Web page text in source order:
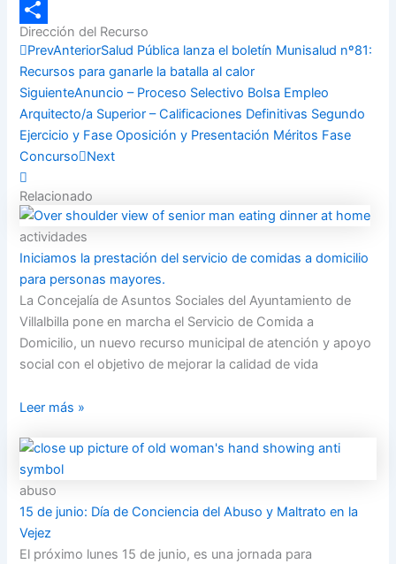
Email
Compartir
Dirección del Recurso
PrevAnteriorSalud Pública lanza el boletín Munisalud nº81:
Recursos para ganarle la batalla al calor
SiguienteAnuncio – Proceso Selectivo Bolsa Empleo
Arquitecto/a Superior – Calificaciones Definitivas Segundo
Ejercicio y Fase Oposición y Presentación Méritos Fase
Concurso
Next
Relacionado
actividades
Iniciamos la prestación del servicio de comidas a domicilio
para personas mayores.
La Concejalía de Asuntos Sociales del Ayuntamiento de
Villalbilla pone en marcha el Servicio de Comida a
Domicilio, un nuevo recurso municipal de atención y apoyo
social con el objetivo de mejorar la calidad de vida
Leer más »
abuso
15 de junio: Día de Conciencia del Abuso y Maltrato en la
Vejez
El próximo lunes 15 de junio, es una jornada para